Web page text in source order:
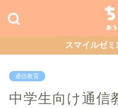
スマイルゼミ
通信教育
中学生向け通信